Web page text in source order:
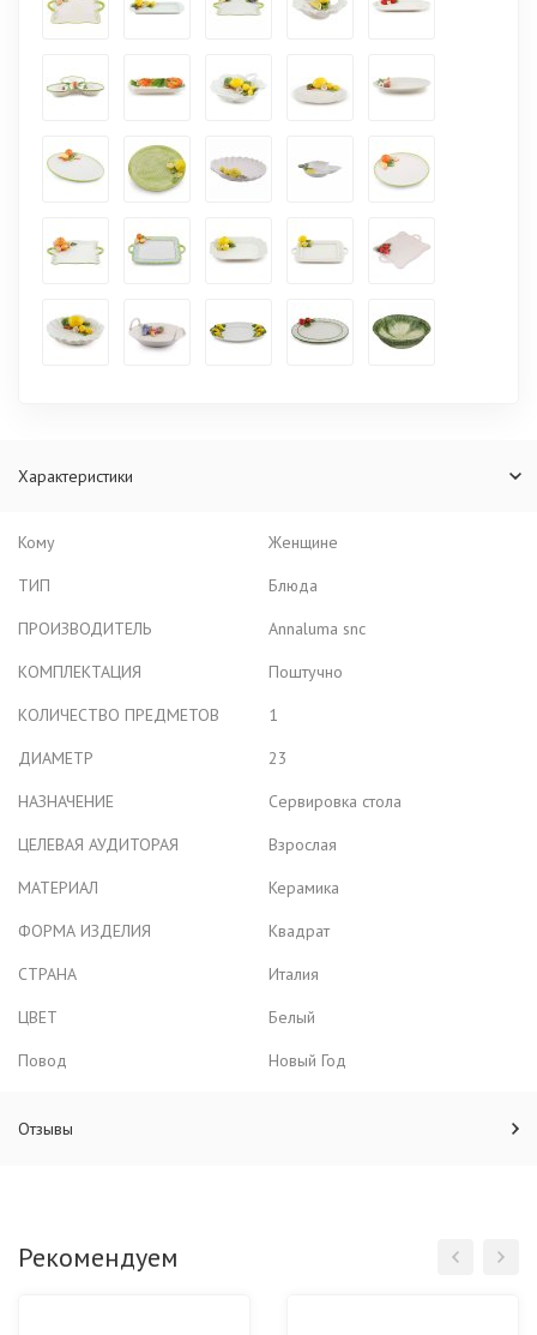
Характеристики
Кому
Женщине
ТИП
Блюда
ПРОИЗВОДИТЕЛЬ
Annaluma snc
КОМПЛЕКТАЦИЯ
Поштучно
КОЛИЧЕСТВО ПРЕДМЕТОВ
1
ДИАМЕТР
23
НАЗНАЧЕНИЕ
Сервировка стола
ЦЕЛЕВАЯ АУДИТОРАЯ
Взрослая
МАТЕРИАЛ
Керамика
ФОРМА ИЗДЕЛИЯ
Квадрат
СТРАНА
Италия
ЦВЕТ
Белый
Повод
Новый Год
Отзывы
Рекомендуем